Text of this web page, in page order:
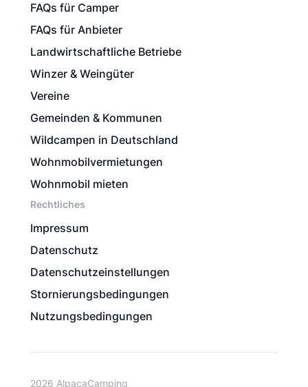
FAQs für Camper
FAQs für Anbieter
Landwirtschaftliche Betriebe
Winzer & Weingüter
Vereine
Gemeinden & Kommunen
Wildcampen in Deutschland
Wohnmobilvermietungen
Wohnmobil mieten
Rechtliches
Impressum
Datenschutz
Datenschutzeinstellungen
Stornierungsbedingungen
Nutzungsbedingungen
2026 AlpacaCamping